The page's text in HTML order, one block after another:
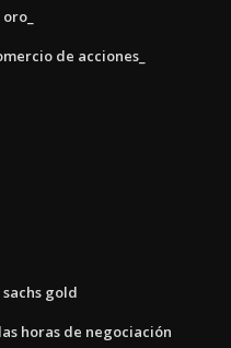
de acciones_
gold
horas de negociación